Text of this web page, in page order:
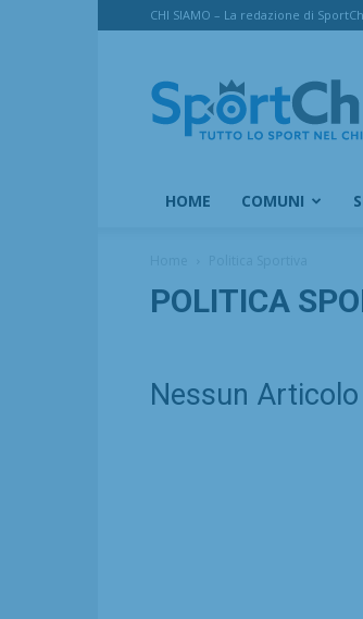
CHI SIAMO – La redazione di
HOME COMUNI
POLITICA
Nessun